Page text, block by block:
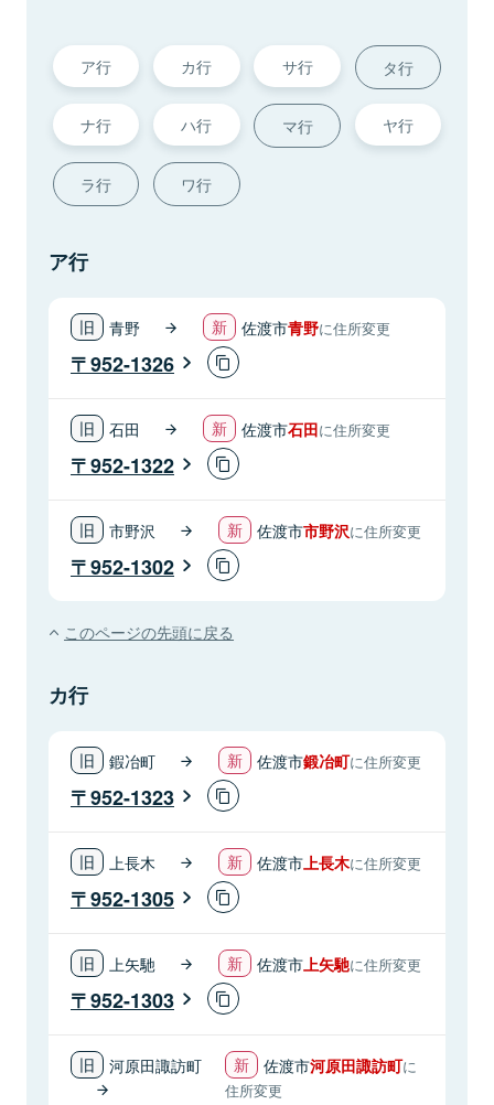
ア行 カ行 サ行 タ行
ナ行 ハ行 マ行 ヤ行
ラ行 ワ行
ア行
青野 佐渡市青野に住所変更
952-1326
石田 佐渡市石田に住所変更
952-1322
市野沢 佐渡市市野沢に住所変更
952-1302
このページの先頭に戻る
カ行
鍜冶町 佐渡市鍛冶町に住所変更
952-1323
上長木 佐渡市上長木に住所変更
952-1305
上矢馳 佐渡市上矢馳に住所変更
952-1303
河原田諏訪町 佐渡市河原田諏訪町に
住所変更